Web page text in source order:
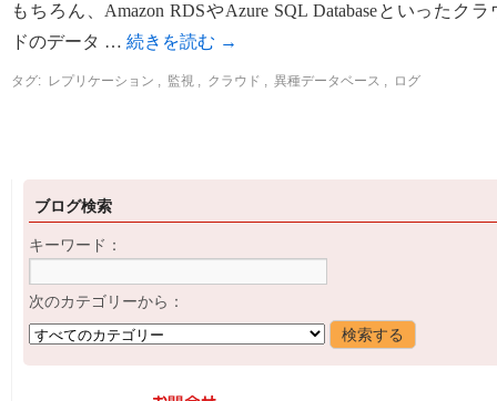
もちろん、Amazon RDSやAzure SQL Databaseといったクラ
ドのデータ … 続きを読む →
タグ: レプリケーション , 監視 , クラウド , 異種データベース , ログ
ブログ検索
キーワード：
次のカテゴリーから：